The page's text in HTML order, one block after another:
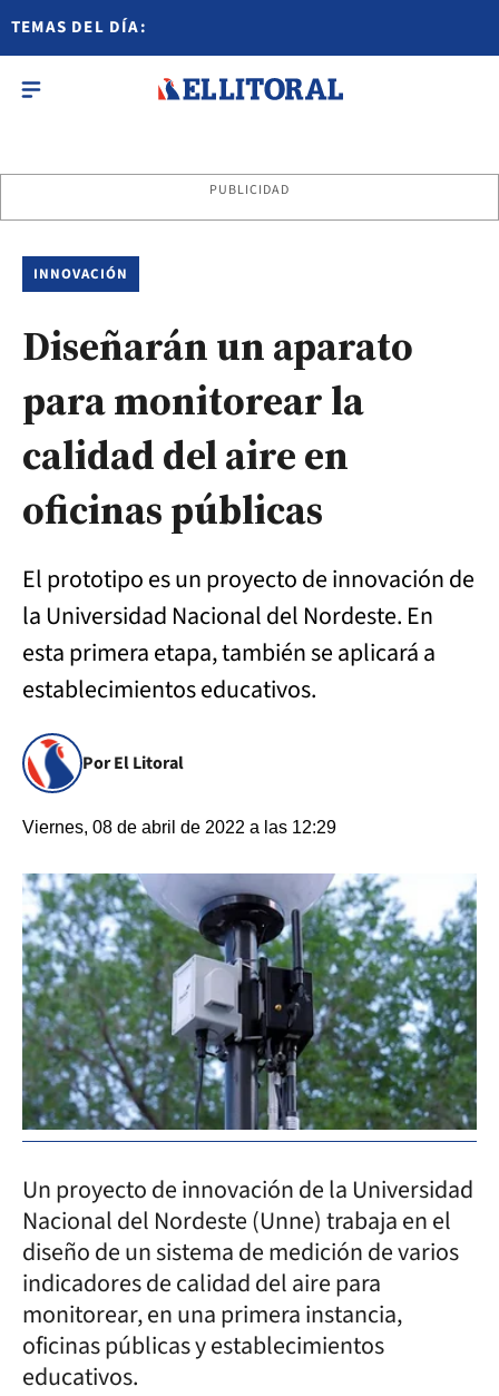
TEMAS DEL DÍA:
PUBLICIDAD
INNOVACIÓN
Diseñarán un aparato
para monitorear la
calidad del aire en
oficinas públicas
El prototipo es un proyecto de innovación de
la Universidad Nacional del Nordeste. En
esta primera etapa, también se aplicará a
establecimientos educativos.
Por El Litoral
Viernes, 08 de abril de 2022 a las 12:29
Un proyecto de innovación de la Universidad
Nacional del Nordeste (Unne) trabaja en el
diseño de un sistema de medición de varios
indicadores de calidad del aire para
monitorear, en una primera instancia,
oficinas públicas y establecimientos
educativos.